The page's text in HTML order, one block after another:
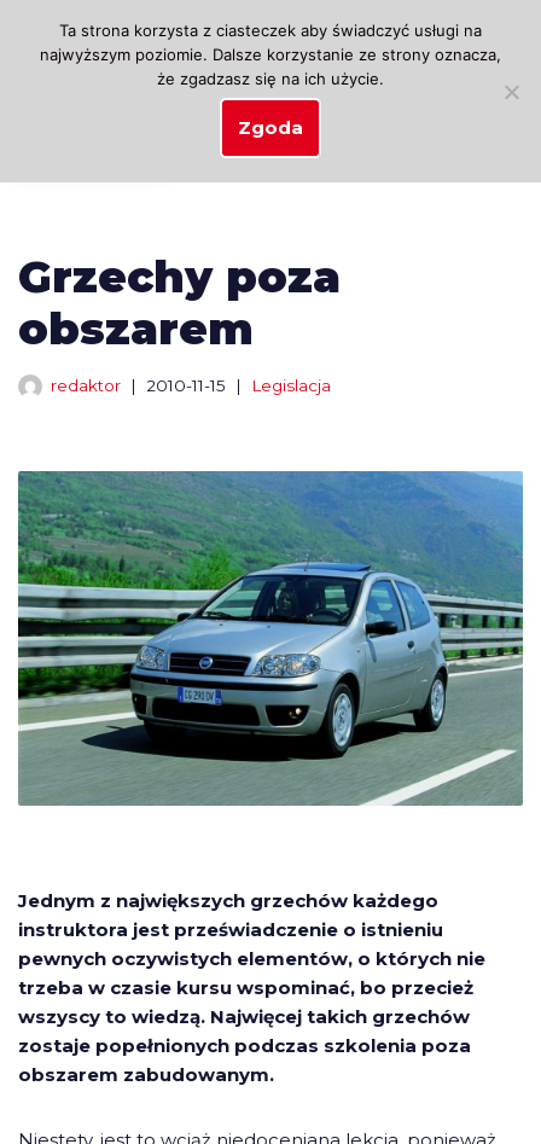
Przejdź
Grzechy poza
obszarem
redaktor 2010-11-15 Legislacja
Jednym z największych grzechów każdego
instruktora jest przeświadczenie o istnieniu
pewnych oczywistych elementów, o których nie
trzeba w czasie kursu wspominać, bo przecież
wszyscy to wiedzą. Najwięcej takich grzechów
zostaje popełnionych podczas szkolenia poza
obszarem zabudowanym.
Ta strona korzysta z ciasteczek aby świadczyć usługi na
najwyższym poziomie. Dalsze korzystanie ze strony oznacza,
że zgadzasz się na ich użycie.
Zgoda